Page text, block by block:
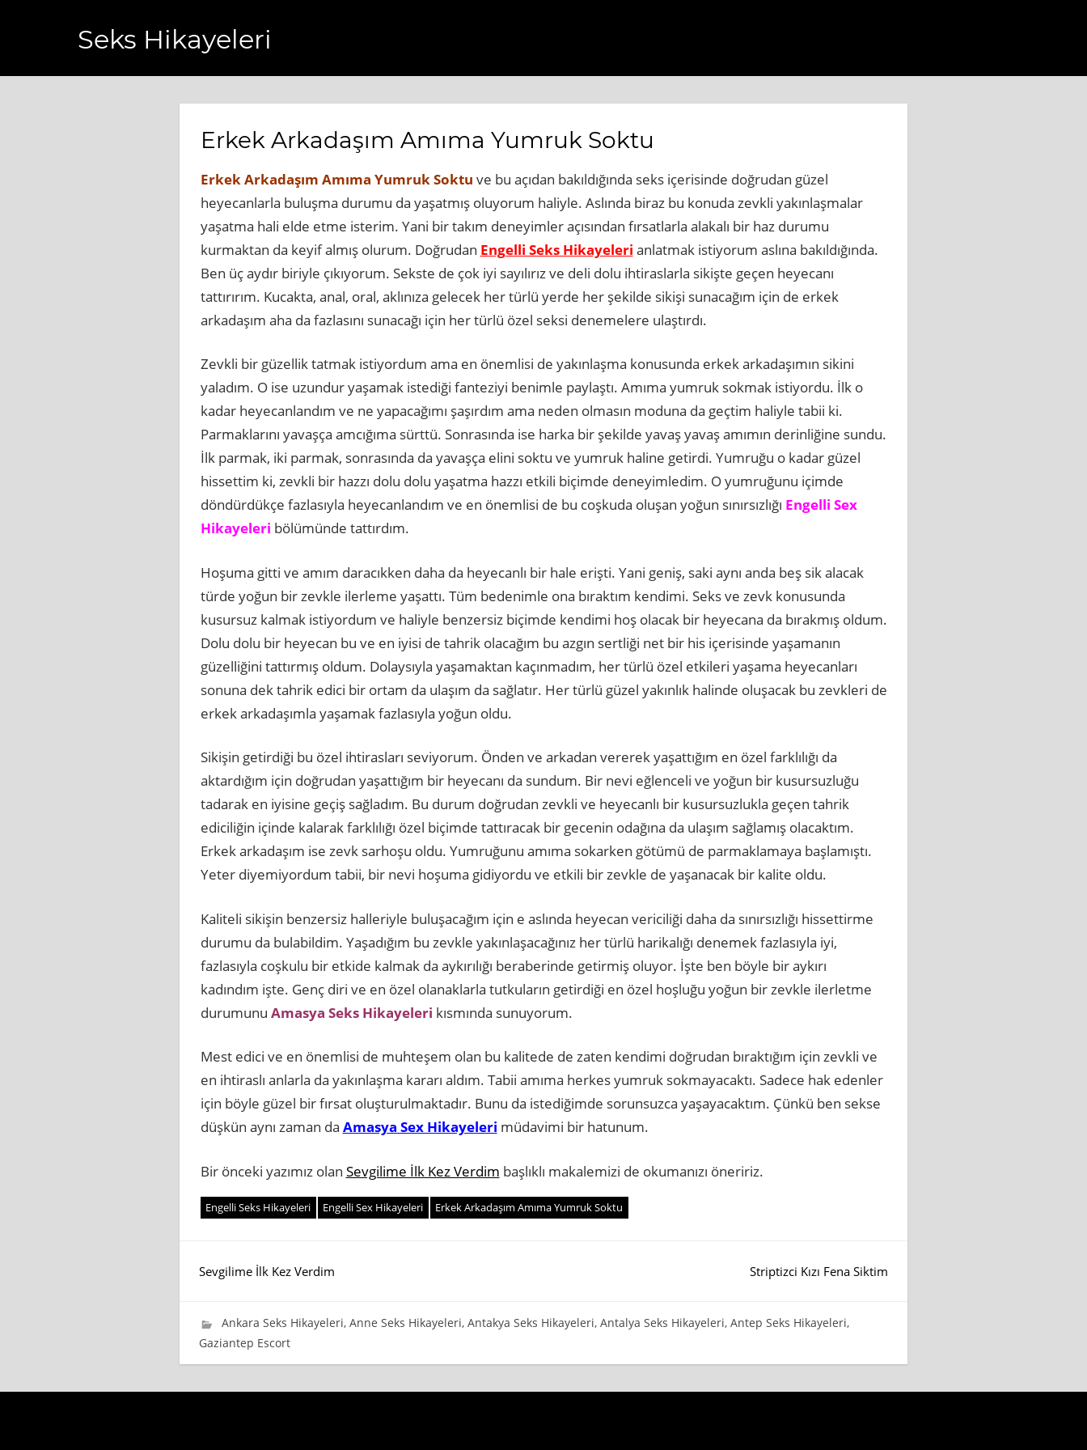
Seks Hikayeleri
Erkek Arkadaşım Amıma Yumruk Soktu
Erkek Arkadaşım Amıma Yumruk Soktu ve bu açıdan bakıldığında seks içerisinde doğrudan güzel
heyecanlarla buluşma durumu da yaşatmış oluyorum haliyle. Aslında biraz bu konuda zevkli yakınlaşmalar
yaşatma hali elde etme isterim. Yani bir takım deneyimler açısından fırsatlarla alakalı bir haz durumu
kurmaktan da keyif almış olurum. Doğrudan Engelli Seks Hikayeleri anlatmak istiyorum aslına bakıldığında.
Ben üç aydır biriyle çıkıyorum. Sekste de çok iyi sayılırız ve deli dolu ihtiraslarla sikişte geçen heyecanı
tattırırım. Kucakta, anal, oral, aklınıza gelecek her türlü yerde her şekilde sikişi sunacağım için de erkek
arkadaşım aha da fazlasını sunacağı için her türlü özel seksi denemelere ulaştırdı.
Zevkli bir güzellik tatmak istiyordum ama en önemlisi de yakınlaşma konusunda erkek arkadaşımın sikini
yaladım. O ise uzundur yaşamak istediği fanteziyi benimle paylaştı. Amıma yumruk sokmak istiyordu. İlk o
kadar heyecanlandım ve ne yapacağımı şaşırdım ama neden olmasın moduna da geçtim haliyle tabii ki.
Parmaklarını yavaşça amcığıma sürttü. Sonrasında ise harka bir şekilde yavaş yavaş amımın derinliğine sundu.
İlk parmak, iki parmak, sonrasında da yavaşça elini soktu ve yumruk haline getirdi. Yumruğu o kadar güzel
hissettim ki, zevkli bir hazzı dolu dolu yaşatma hazzı etkili biçimde deneyimledim. O yumruğunu içimde
döndürdükçe fazlasıyla heyecanlandım ve en önemlisi de bu coşkuda oluşan yoğun sınırsızlığı Engelli Sex
Hikayeleri bölümünde tattırdım.
Hoşuma gitti ve amım daracıkken daha da heyecanlı bir hale erişti. Yani geniş, saki aynı anda beş sik alacak
türde yoğun bir zevkle ilerleme yaşattı. Tüm bedenimle ona bıraktım kendimi. Seks ve zevk konusunda
kusursuz kalmak istiyordum ve haliyle benzersiz biçimde kendimi hoş olacak bir heyecana da bırakmış oldum.
Dolu dolu bir heyecan bu ve en iyisi de tahrik olacağım bu azgın sertliği net bir his içerisinde yaşamanın
güzelliğini tattırmış oldum. Dolaysıyla yaşamaktan kaçınmadım, her türlü özel etkileri yaşama heyecanları
sonuna dek tahrik edici bir ortam da ulaşım da sağlatır. Her türlü güzel yakınlık halinde oluşacak bu zevkleri de
erkek arkadaşımla yaşamak fazlasıyla yoğun oldu.
Sikişin getirdiği bu özel ihtirasları seviyorum. Önden ve arkadan vererek yaşattığım en özel farklılığı da
aktardığım için doğrudan yaşattığım bir heyecanı da sundum. Bir nevi eğlenceli ve yoğun bir kusursuzluğu
tadarak en iyisine geçiş sağladım. Bu durum doğrudan zevkli ve heyecanlı bir kusursuzlukla geçen tahrik
ediciliğin içinde kalarak farklılığı özel biçimde tattıracak bir gecenin odağına da ulaşım sağlamış olacaktım.
Erkek arkadaşım ise zevk sarhoşu oldu. Yumruğunu amıma sokarken götümü de parmaklamaya başlamıştı.
Yeter diyemiyordum tabii, bir nevi hoşuma gidiyordu ve etkili bir zevkle de yaşanacak bir kalite oldu.
Kaliteli sikişin benzersiz halleriyle buluşacağım için e aslında heyecan vericiliği daha da sınırsızlığı hissettirme
durumu da bulabildim. Yaşadığım bu zevkle yakınlaşacağınız her türlü harikalığı denemek fazlasıyla iyi,
fazlasıyla coşkulu bir etkide kalmak da aykırılığı beraberinde getirmiş oluyor. İşte ben böyle bir aykırı
kadındım işte. Genç diri ve en özel olanaklarla tutkuların getirdiği en özel hoşluğu yoğun bir zevkle ilerletme
durumunu Amasya Seks Hikayeleri kısmında sunuyorum.
Mest edici ve en önemlisi de muhteşem olan bu kalitede de zaten kendimi doğrudan bıraktığım için zevkli ve
en ihtiraslı anlarla da yakınlaşma kararı aldım. Tabii amıma herkes yumruk sokmayacaktı. Sadece hak edenler
için böyle güzel bir fırsat oluşturulmaktadır. Bunu da istediğimde sorunsuzca yaşayacaktım. Çünkü ben sekse
düşkün aynı zaman da Amasya Sex Hikayeleri müdavimi bir hatunum.
Bir önceki yazımız olan Sevgilime İlk Kez Verdim başlıklı makalemizi de okumanızı öneririz.
Engelli Seks Hikayeleri Engelli Sex Hikayeleri Erkek Arkadaşım Amıma Yumruk Soktu
Yazı
Sevgilime İlk Kez Verdim Striptizci Kızı Fena Siktim
21 Nisan 2024
wpadmin_745cb4
Ankara Seks Hikayeleri, Anne Seks Hikayeleri, Antakya Seks Hikayeleri, Antalya Seks Hikayeleri, Antep Seks Hikayeleri,
Gaziantep Escort